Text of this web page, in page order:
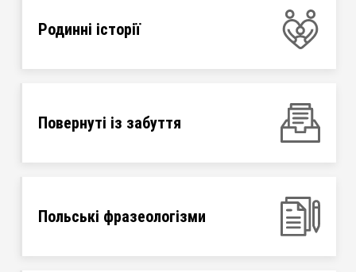
Родинні історії
Повернуті із забуття
Польські фразеологізми